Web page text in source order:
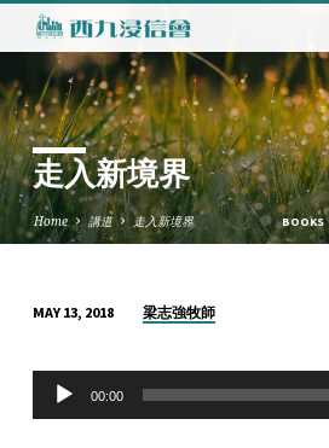
走入新境界
Home 講道 走入新境界 BOOKS
入
新
境
MAY 13, 2018 梁志強牧師
Audio
Player
00:00